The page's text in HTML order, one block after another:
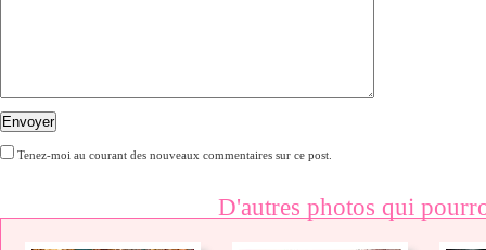
Envoyer
Tenez-moi au courant des nouveaux commentaires sur ce post.
D'autres photos qui